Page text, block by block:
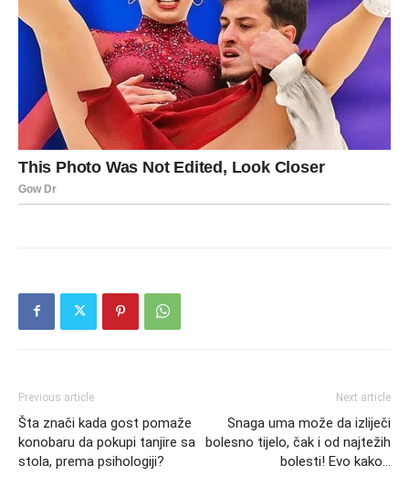
Previous article
Šta znači kada gost pomaže
konobaru da pokupi tanjire sa
stola, prema psihologiji?
Next article
Snaga uma može da izliječi
bolesno tijelo, čak i od najtežih
bolesti! Evo kako…